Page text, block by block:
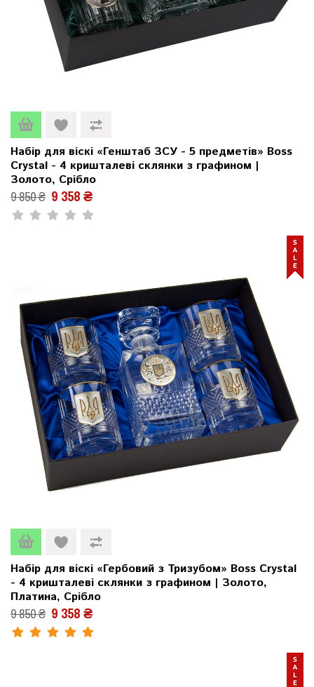
Набір для віскі «Генштаб ЗСУ - 5 предметів» Boss
Crystal - 4 кришталеві склянки з графином |
Золото, Срібло
9 850 ₴ 9 358 ₴
Набір для віскі «Гербовий з Тризубом» Boss Crystal
- 4 кришталеві склянки з графином | Золото,
Платина, Срібло
9 850 ₴ 9 358 ₴